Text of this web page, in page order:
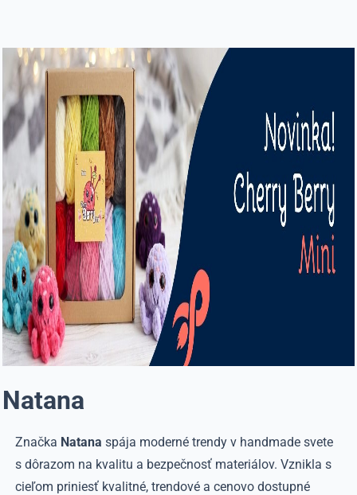
Natana
Značka Natana spája moderné trendy v handmade svete
s dôrazom na kvalitu a bezpečnosť materiálov. Vznikla s
cieľom priniesť kvalitné, trendové a cenovo dostupné